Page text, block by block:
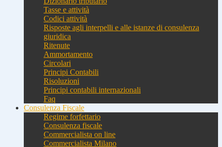
Tasse e attività
Codici attività
Risposte agli interpelli e alle istanze di consulenza
giuridica
Ritenute
Ammortamento
Circolari
Principi Contabili
Risoluzioni
Principi contabili internazionali
Faq
Consulenza Fiscale
Regime forfettario
Consulenza fiscale
Commercialista on line
Commercialista Milano